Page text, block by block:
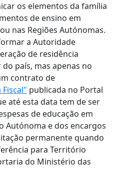
os elementos da família
de ensino em
nas Regiões Autónomas.
a Autoridade
de residência
país, mas apenas no
contrato de
Fiscal" publicada no Portal
até esta data tem de ser
de educação em
Autónoma e dos encargos
permanente quando
para Território
do Ministério das